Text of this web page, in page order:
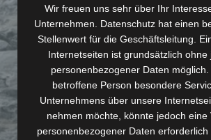
Wir freuen uns sehr über Ihr
Unternehmen. Datenschutz hat einen
Stellenwert für die Geschäftsleitung.
Internetseiten ist grundsätzlich ohne
personenbezogener Daten
betroffene Person besondere
Unternehmens über unsere
nehmen möchte, könnte jedoch eine
personenbezogener Daten